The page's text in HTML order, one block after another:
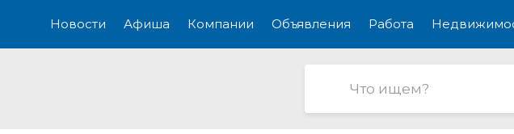
Новости Афиша Компании Объявления Работа